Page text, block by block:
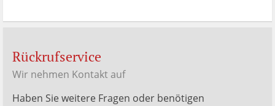
Rückrufservice
Wir nehmen Kontakt auf
Haben Sie weitere Fragen oder benötigen